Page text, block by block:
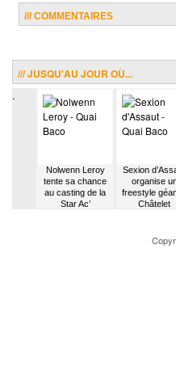
/// COMMENTAIRES
/// JUSQU'AU JOUR OÙ...
.
Nolwenn Leroy
tente sa chance
au casting de la
Star Ac’
Sexion
organise
freestyle
Châtelet